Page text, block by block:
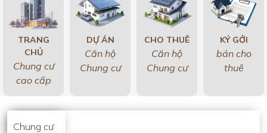
TRANG
CHỦ
Chung cư
cao cấp
DỰ ÁN
Căn hộ
Chung cư
CHO THUÊ
Căn hộ
Chung cư
KÝ GỞI
bán cho
thuê
Chung cư